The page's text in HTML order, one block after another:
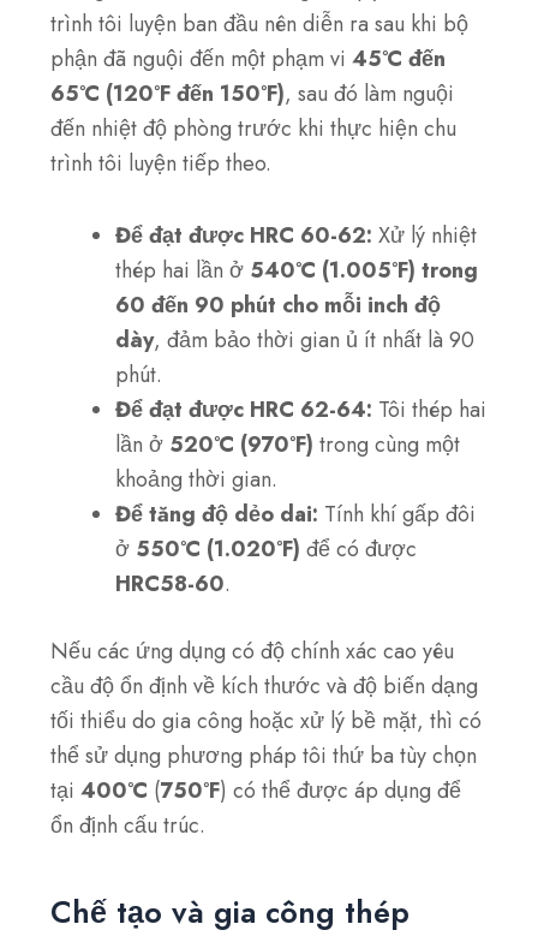
trình tôi luyện ban đầu nên diễn ra sau khi bộ
phận đã nguội đến một phạm vi45°C đến
65°C (120°F đến 150°F), sau đó làm nguội
đến nhiệt độ phòng trước khi thực hiện chu
trình tôi luyện tiếp theo.
Để đạt được HRC 60-62:Xử lý nhiệt
thép hai lần ở 540°C (1.005°F) trong
60 đến 90 phút cho mỗi inch độ
dày, đảm bảo thời gian ủ ít nhất là 90
phút.
Để đạt được HRC 62-64: Tôi thép hai
lần ở 520°C (970°F) trong cùng một
khoảng thời gian.
Để tăng độ dẻo dai: Tính khí gấp đôi
ở 550°C (1.020°F) để có được
HRC58-60.
Nếu các ứng dụng có độ chính xác cao yêu
cầu độ ổn định về kích thước và độ biến dạng
tối thiểu do gia công hoặc xử lý bề mặt, thì có
thể sử dụng phương pháp tôi thứ ba tùy chọn
tại400°C (750°F) có thể được áp dụng để
ổn định cấu trúc.
Chế tạo và gia công thép